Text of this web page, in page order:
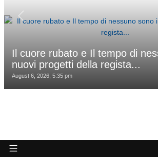
Il cuore rubato e Il tempo di
nuovi progetti della regista...
August 6, 2026, 5:35 pm